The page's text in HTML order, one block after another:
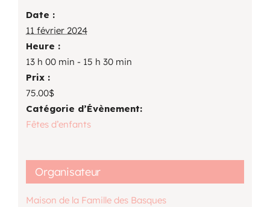
Date :
11 février 2024
Heure :
13 h 00 min - 15 h 30 min
Prix :
75.00$
Catégorie d’Évènement:
Fêtes d’enfants
Organisateur
Maison de la Famille des Basques